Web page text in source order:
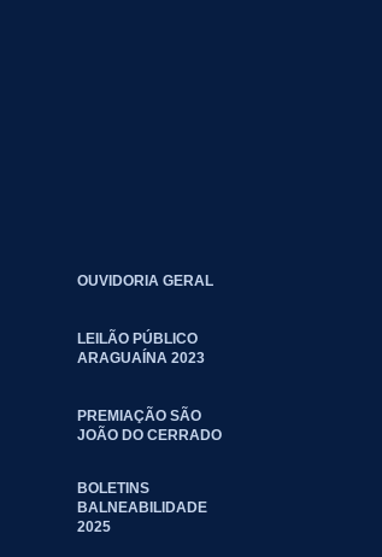
OUVIDORIA GERAL
LEILÃO PÚBLICO
ARAGUAÍNA 2023
PREMIAÇÃO SÃO
JOÃO DO CERRADO
BOLETINS
BALNEABILIDADE
2025